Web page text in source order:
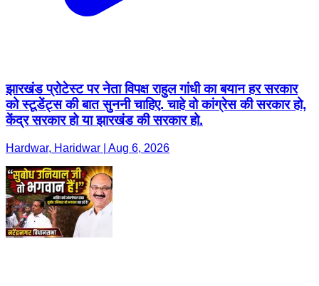
झारखंड प्रोटेस्ट पर नेता विपक्ष राहुल गांधी का बयान हर सरकार
को स्टूडेंट्स की बात सुननी चाहिए. चाहे वो कांग्रेस की सरकार हो,
केंद्र सरकार हो या झारखंड की सरकार हो.
Hardwar, Haridwar | Aug 6, 2026